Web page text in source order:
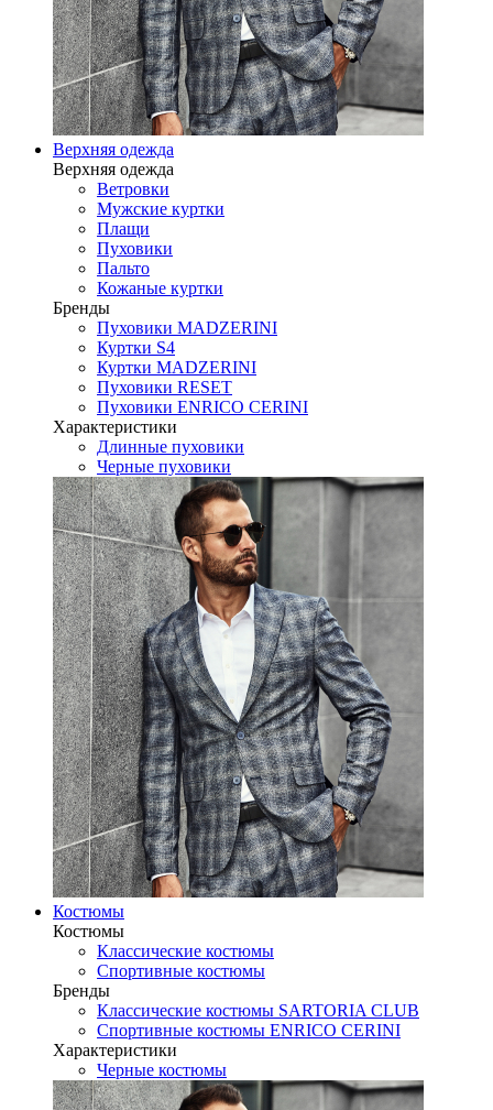
Верхняя одежда
Верхняя одежда
Ветровки
Мужские куртки
Плащи
Пуховики
Пальто
Кожаные куртки
Бренды
Пуховики MADZERINI
Куртки S4
Куртки MADZERINI
Пуховики RESET
Пуховики ENRICO CERINI
Характеристики
Длинные пуховики
Черные пуховики
Костюмы
Костюмы
Классические костюмы
Спортивные костюмы
Бренды
Классические костюмы SARTORIA CLUB
Спортивные костюмы ENRICO CERINI
Характеристики
Черные костюмы